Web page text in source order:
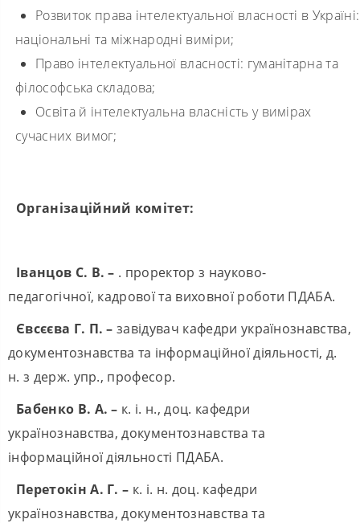
Розвиток права інтелектуальної власності в Україні:
національні та міжнародні виміри;
Право інтелектуальної власності: гуманітарна та
філософська складова;
Освіта й інтелектуальна власність у вимірах
сучасних вимог;
Організаційний комітет:
Іванцов С. В. – . проректор з науково-
педагогічної, кадрової та виховної роботи ПДАБА.
Євсєєва Г. П. –завідувач кафедри українознавства,
документознавства та інформаційної діяльності, д.
н. з держ. упр., професор.
Бабенко В. А. – к. і. н., доц. кафедри
українознавства, документознавства та
інформаційної діяльності ПДАБА.
Перетокін А. Г. – к. і. н. доц. кафедри
українознавства, документознавства та